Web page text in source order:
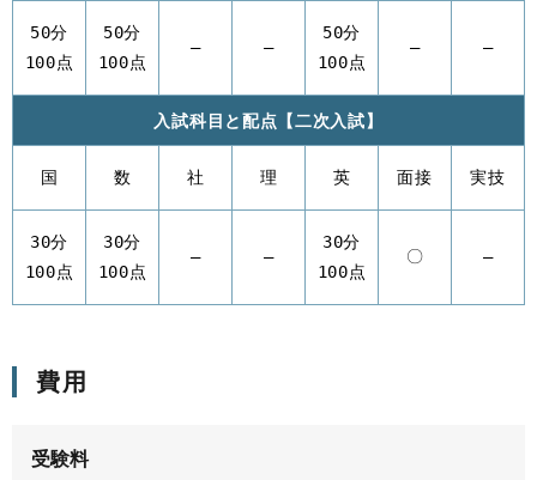
50分
100点
50分
100点
– –
50分
100点
– –
入試科目と配点【二次入試】
国 数 社 理 英 面接 実技
30分
100点
30分
100点
– –
30分
100点
〇 –
費用
受験料